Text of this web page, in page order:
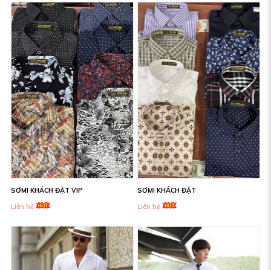
SƠMI KHÁCH ĐẶT VIP
Liên hệ
SƠMI KHÁCH ĐẶT
Liên hệ